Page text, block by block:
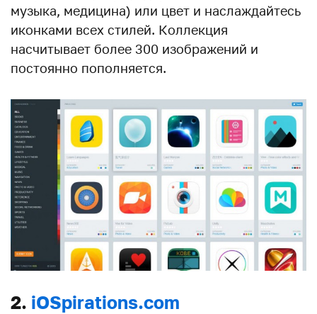
музыка, медицина) или цвет и наслаждайтесь
иконками всех стилей. Коллекция
насчитывает более 300 изображений и
постоянно пополняется.
2. iOSpirations.com